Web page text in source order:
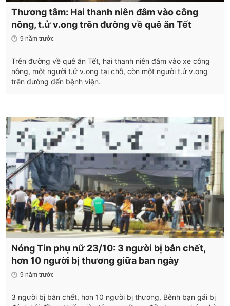
Thương tâm: Hai thanh niên đâm vào công
nông, t.ử v.ong trên đường về quê ăn Tết
9 năm trước
Trên đường về quê ăn Tết, hai thanh niên đâm vào xe công
nông, một người t.ử v.ong tại chỗ, còn một người t.ử v.ong
trên đường đến bệnh viện.
Nóng Tin phụ nữ 23/10: 3 người bị bắn chết,
hơn 10 người bị thương giữa ban ngày
9 năm trước
3 người bị bắn chết, hơn 10 người bị thương, Bênh bạn gái bị